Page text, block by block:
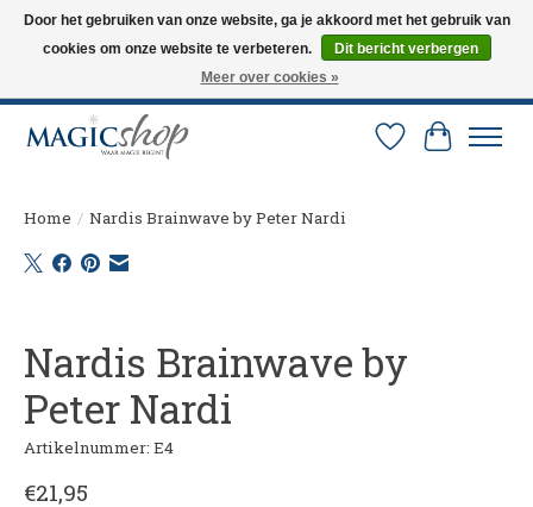
Altijd de nieuwste trucs op voorraad. Snelle verzending via PostNL en DHL.
Langskomen in onze winkel? Bel of mail om een afspraak te maken. 0251-
Verlanglijst
Home / Nardis Brainwave by Peter Nardi
Nardis Brainwave by
Peter Nardi
Artikelnummer: E4
€21,95
Door het gebruiken van onze website, ga je akkoord met het gebruik van
cookies om onze website te verbeteren.
Dit bericht verbergen
Meer over cookies »